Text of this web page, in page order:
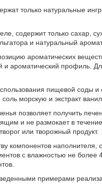
только натуральные
содержит только сахар,
и натуральный
ароматических
и ароматический профиль.
пищевой соды
морскую и экстракт
позволяет получить
и не размокает в
или творожный продукт.
компонентов
с влажностью не
примерами